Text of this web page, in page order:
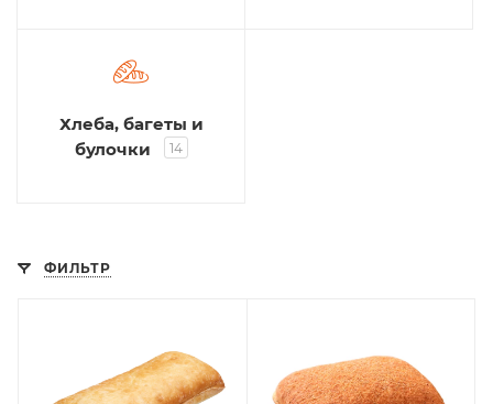
Хлеба, багеты и
булочки
14
ФИЛЬТР